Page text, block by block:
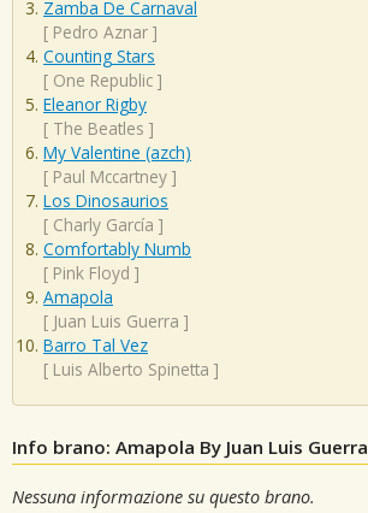
Zamba De Carnaval
[ Pedro Aznar ]
Counting Stars
[ One Republic ]
Eleanor Rigby
[ The Beatles ]
My Valentine (azch)
[ Paul Mccartney ]
Los Dinosaurios
[ Charly García ]
Comfortably Numb
[ Pink Floyd ]
Amapola
[ Juan Luis Guerra ]
Barro Tal Vez
[ Luis Alberto Spinetta ]
Info brano: Amapola By Juan Luis Guerra
Nessuna informazione su questo brano.